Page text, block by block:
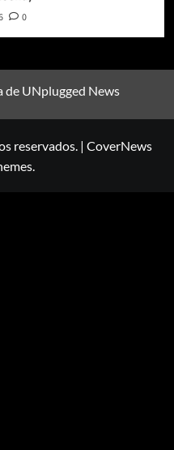
0
de UNplugged News
reservados. | CoverNews